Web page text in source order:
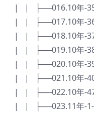
| | ├──016.10年-35
| | ├──017.10年-36
| | ├──018.10年-37
| | ├──019.10年-38
| | ├──020.10年-39
| | ├──021.10年-40
| | ├──022.10年-
| | ├──023.11年-1-